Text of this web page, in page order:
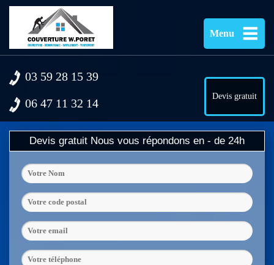
Menu
03 59 28 15 39
06 47 11 32 14
Devis gratuit
Devis gratuit Nous vous répondons en - de 24h